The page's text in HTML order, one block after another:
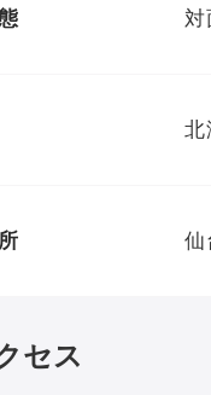
対
北
セス